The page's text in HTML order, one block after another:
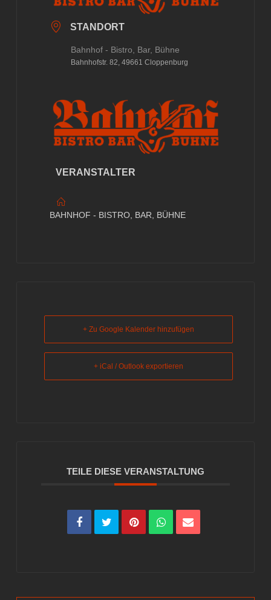
STANDORT
Bahnhof - Bistro, Bar, Bühne
Bahnhofstr. 82, 49661 Cloppenburg
VERANSTALTER
BAHNHOF - BISTRO, BAR, BÜHNE
+ Zu Google Kalender hinzufügen
+ iCal / Outlook exportieren
TEILE DIESE VERANSTALTUNG